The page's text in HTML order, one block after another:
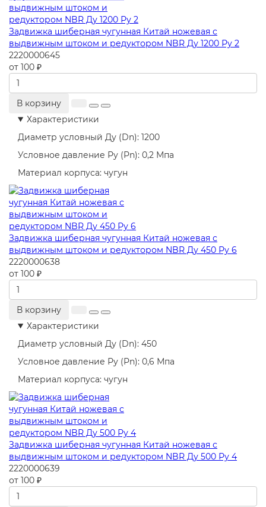
Задвижка шиберная чугунная Китай ножевая с
выдвижным штоком и редуктором NBR Ду 1200 Ру 2
2220000645
от 100 ₽
В корзину
Характеристики
Диаметр условный Ду (Dn): 1200
Условное давление Ру (Pn): 0,2 Мпа
Материал корпуса: чугун
Задвижка шиберная чугунная Китай ножевая с
выдвижным штоком и редуктором NBR Ду 450 Ру 6
2220000638
от 100 ₽
В корзину
Характеристики
Диаметр условный Ду (Dn): 450
Условное давление Ру (Pn): 0,6 Мпа
Материал корпуса: чугун
Задвижка шиберная чугунная Китай ножевая с
выдвижным штоком и редуктором NBR Ду 500 Ру 4
2220000639
от 100 ₽